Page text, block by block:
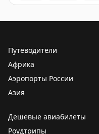
Путеводители
Африка
Аэропорты России
Азия
Дешевые авиабилеты
Роудтрипы